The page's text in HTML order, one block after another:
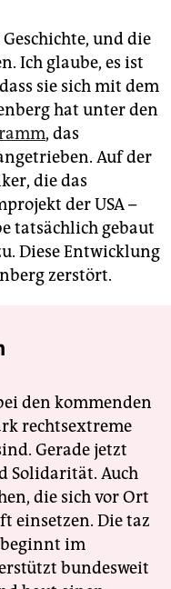
und die
Ich glaube, es ist
sie sich mit dem
hat unter den
, das
Auf der
die das
der USA –
tatsächlich gebaut
Diese Entwicklung
zerstört.
den kommenden
rechtsextreme
Gerade jetzt
Solidarität. Auch
die sich vor Ort
einsetzen. Die taz
im
bundesweit